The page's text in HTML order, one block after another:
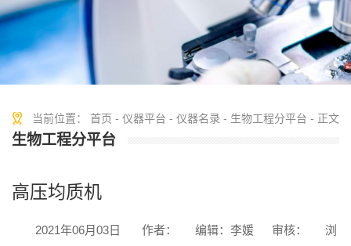
当前位置： 首页 - 仪器平台 - 仪器名录 - 生物工程分平台 - 正文
生物工程分平台
高压均质机
2021年06月03日 作者： 编辑：李媛 审核：
浏